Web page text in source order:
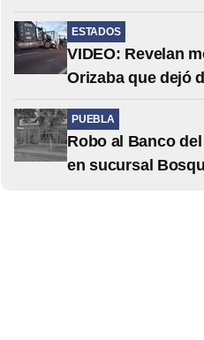
ESTADOS
VIDEO: Revelan
Orizaba que dejó
PUEBLA
Robo al Banco
en sucursal